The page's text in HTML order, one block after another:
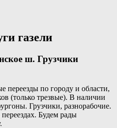
газели
ш. Грузчики
переезды по городу и области,
(только трезвые). В наличии
Грузчики, разнорабочие.
Будем рады